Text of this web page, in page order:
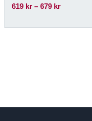
619 kr – 679 kr
till